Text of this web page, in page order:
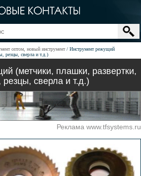
оптом, новый инструмент
Инструмент режущий
резцы, сверла и т.д.)
(метчики, плашки, развертки,
сверла и т.д.)
Реклама www.tfsystems.ru